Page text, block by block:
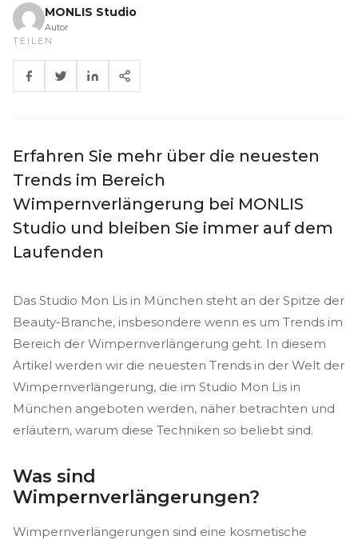
MONLIS Studio
Autor
TEILEN
Erfahren Sie mehr über die neuesten
Trends im Bereich
Wimpernverlängerung bei MONLIS
Studio und bleiben Sie immer auf dem
Laufenden
Das Studio Mon Lis in München steht an der Spitze der
Beauty-Branche, insbesondere wenn es um Trends im
Bereich der Wimpernverlängerung geht. In diesem
Artikel werden wir die neuesten Trends in der Welt der
Wimpernverlängerung, die im Studio Mon Lis in
München angeboten werden, näher betrachten und
erläutern, warum diese Techniken so beliebt sind.
Was sind
Wimpernverlängerungen?
Wimpernverlängerungen sind eine kosmetische